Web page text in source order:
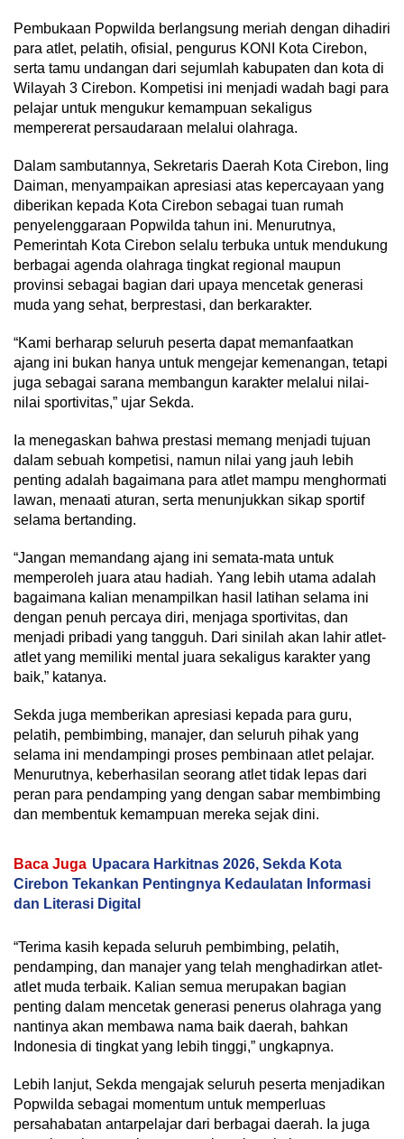
Pembukaan Popwilda berlangsung meriah dengan dihadiri
para atlet, pelatih, ofisial, pengurus KONI Kota Cirebon,
serta tamu undangan dari sejumlah kabupaten dan kota di
Wilayah 3 Cirebon. Kompetisi ini menjadi wadah bagi para
pelajar untuk mengukur kemampuan sekaligus
mempererat persaudaraan melalui olahraga.
Dalam sambutannya, Sekretaris Daerah Kota Cirebon, Iing
Daiman, menyampaikan apresiasi atas kepercayaan yang
diberikan kepada Kota Cirebon sebagai tuan rumah
penyelenggaraan Popwilda tahun ini. Menurutnya,
Pemerintah Kota Cirebon selalu terbuka untuk mendukung
berbagai agenda olahraga tingkat regional maupun
provinsi sebagai bagian dari upaya mencetak generasi
muda yang sehat, berprestasi, dan berkarakter.
“Kami berharap seluruh peserta dapat memanfaatkan
ajang ini bukan hanya untuk mengejar kemenangan, tetapi
juga sebagai sarana membangun karakter melalui nilai-
nilai sportivitas,” ujar Sekda.
Ia menegaskan bahwa prestasi memang menjadi tujuan
dalam sebuah kompetisi, namun nilai yang jauh lebih
penting adalah bagaimana para atlet mampu menghormati
lawan, menaati aturan, serta menunjukkan sikap sportif
selama bertanding.
“Jangan memandang ajang ini semata-mata untuk
memperoleh juara atau hadiah. Yang lebih utama adalah
bagaimana kalian menampilkan hasil latihan selama ini
dengan penuh percaya diri, menjaga sportivitas, dan
menjadi pribadi yang tangguh. Dari sinilah akan lahir atlet-
atlet yang memiliki mental juara sekaligus karakter yang
baik,” katanya.
Sekda juga memberikan apresiasi kepada para guru,
pelatih, pembimbing, manajer, dan seluruh pihak yang
selama ini mendampingi proses pembinaan atlet pelajar.
Menurutnya, keberhasilan seorang atlet tidak lepas dari
peran para pendamping yang dengan sabar membimbing
dan membentuk kemampuan mereka sejak dini.
Baca Juga Upacara Harkitnas 2026, Sekda Kota
Cirebon Tekankan Pentingnya Kedaulatan Informasi
dan Literasi Digital
“Terima kasih kepada seluruh pembimbing, pelatih,
pendamping, dan manajer yang telah menghadirkan atlet-
atlet muda terbaik. Kalian semua merupakan bagian
penting dalam mencetak generasi penerus olahraga yang
nantinya akan membawa nama baik daerah, bahkan
Indonesia di tingkat yang lebih tinggi,” ungkapnya.
Lebih lanjut, Sekda mengajak seluruh peserta menjadikan
Popwilda sebagai momentum untuk memperluas
persahabatan antarpelajar dari berbagai daerah. Ia juga